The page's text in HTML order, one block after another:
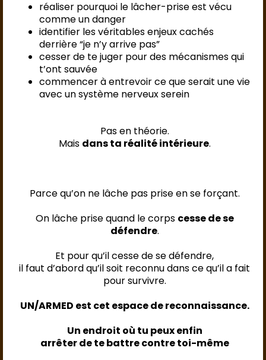
réaliser pourquoi le lâcher-prise est vécu
comme un danger
identifier les véritables enjeux cachés
derrière “je n’y arrive pas”
cesser de te juger pour des mécanismes qui
t’ont sauvée
commencer à entrevoir ce que serait une vie
avec un système nerveux serein
Pas en théorie.
Mais dans ta réalité intérieure.
Parce qu’on ne lâche pas prise en se forçant.
On lâche prise quand le corps cesse de se
défendre.
Et pour qu’il cesse de se défendre,
il faut d’abord qu’il soit reconnu dans ce qu’il a fait
pour survivre.
UN/ARMED est cet espace de reconnaissance.
Un endroit où tu peux enfin
arrêter de te battre contre toi-même